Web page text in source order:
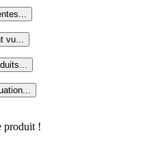
vu...
produit !